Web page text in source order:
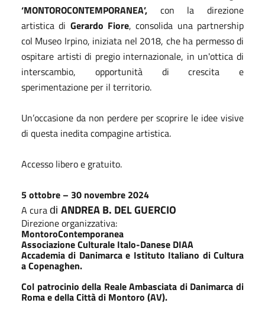
‘MONTOROCONTEMPORANEA’, con la direzione
artistica di Gerardo Fiore, consolida una partnership
col Museo Irpino, iniziata nel 2018, che ha permesso di
ospitare artisti di pregio internazionale, in un'ottica di
interscambio, opportunità di crescita e
sperimentazione per il territorio.
Un’occasione da non perdere per scoprire le idee visive
di questa inedita compagine artistica.
Accesso libero e gratuito.
5 ottobre – 30 novembre 2024
A cura di ANDREA B. DEL GUERCIO
Direzione organizzativa:
MontoroContemporanea
Associazione Culturale Italo-Danese DIAA
Accademia di Danimarca e Istituto Italiano di Cultura
a Copenaghen.
Col patrocinio della Reale Ambasciata di Danimarca di
Roma e della Città di Montoro (AV).